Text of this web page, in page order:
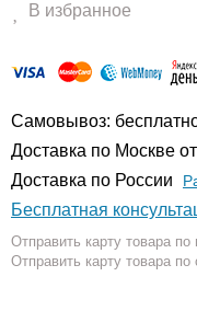
В избранное
Самовывоз:
Доставка по Москве
Доставка по России
Бесплатная
Отправить карту товара по
Отправить карту товара по